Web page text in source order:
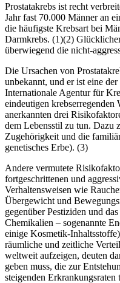
Prostatakrebs ist recht
Jahr fast 70.000 Männer an
die häufigste Krebsart bei
Darmkrebs. (1)(2)
überwiegend die nicht-
Die Ursachen von
unbekannt, und er ist eine
Internationale Agentur für
eindeutigen
anerkannten drei
dem Lebensstil zu tun. Dazu
Zugehörigkeit und die
genetisches Erbe). (3)
Andere vermutete
fortgeschrittenen und
Verhaltensweisen wie
Übergewicht und
gegenüber Pestiziden und
Chemikalien – sogenannte
einige Kosmetik-
räumliche und zeitliche
weltweit aufzeigen, deuten
geben muss, die zur
steigenden